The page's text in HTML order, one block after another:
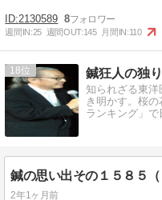
2130589 8
週間IN:25 週間OUT:145 月間IN:110
18 鍼狂人の独
知られざる東洋
き明かす。桜
ランキング」で
鍼の思い出その１５８５（
2年1ヶ月前